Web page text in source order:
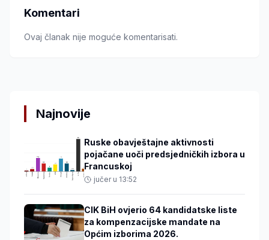
Komentari
Ovaj članak nije moguće komentarisati.
Najnovije
Ruske obavještajne aktivnosti
pojačane uoči predsjedničkih izbora u
Francuskoj
jučer u 13:52
CIK BiH ovjerio 64 kandidatske liste
za kompenzacijske mandate na
Općim izborima 2026.